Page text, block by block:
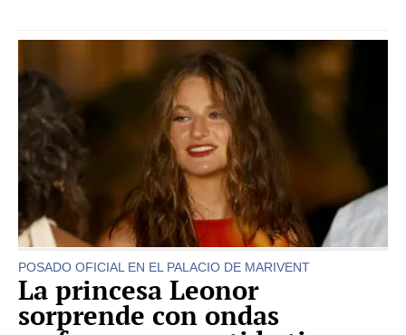
POSADO OFICIAL EN EL PALACIO DE MARIVENT
La princesa Leonor
sorprende con ondas